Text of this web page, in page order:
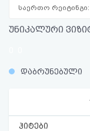
პაროლის
საერთო რეიტინგი:
უნიკალური
%
% დაბრუნებული
ჰიტები